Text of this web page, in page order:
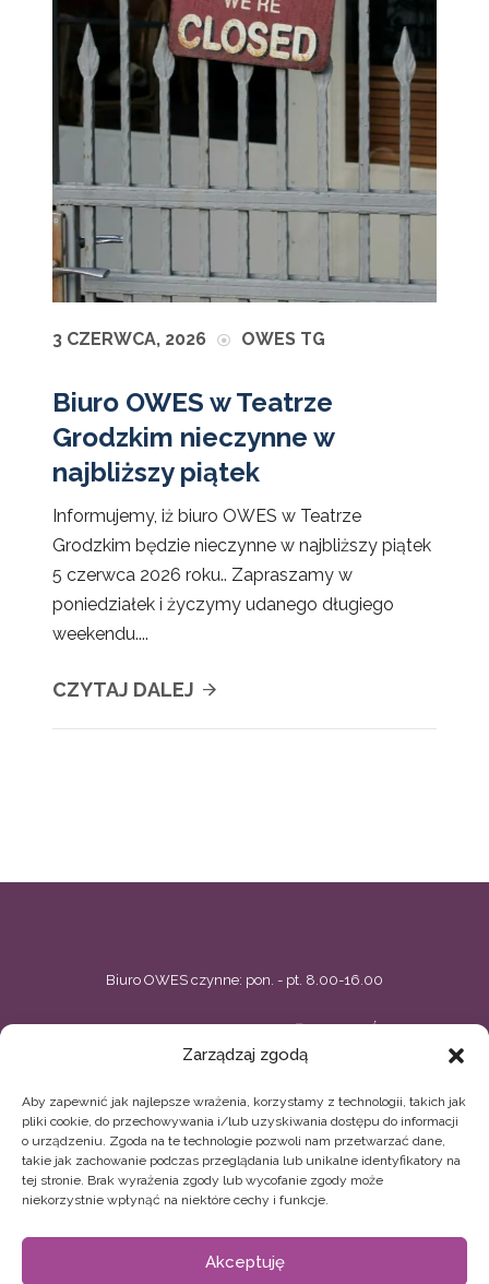
Zarządzaj zgodą
Aby zapewnić jak najlepsze wrażenia, korzystamy z technologii, takich jak
pliki cookie, do przechowywania i/lub uzyskiwania dostępu do informacji
o urządzeniu. Zgoda na te technologie pozwoli nam przetwarzać dane,
takie jak zachowanie podczas przeglądania lub unikalne identyfikatory na
tej stronie. Brak wyrażenia zgody lub wycofanie zgody może
niekorzystnie wpłynąć na niektóre cechy i funkcje.
Akceptuję
3 CZERWCA, 2026 OWES TG
Biuro OWES w Teatrze
Grodzkim nieczynne w
najbliższy piątek
Informujemy, iż biuro OWES w Teatrze
Grodzkim będzie nieczynne w najbliższy piątek
5 czerwca 2026 roku.. Zapraszamy w
poniedziałek i życzymy udanego długiego
weekendu....
CZYTAJ DALEJ
Biuro OWES czynne: pon. - pt. 8.00-16.00
BIELSKIE CENTRUM PRZEDSIĘBIORCZOŚCI
ul. Zacisze 5, Bielsko-Biała
33 496 02 44, 33 496 02 11 owes@bcp.org.pl
BIELSKIE STOWARZYSZENIE ARTYSTYCZNE TEATR
GRODZKI
biuro.owes@teatrgrodzki.pl